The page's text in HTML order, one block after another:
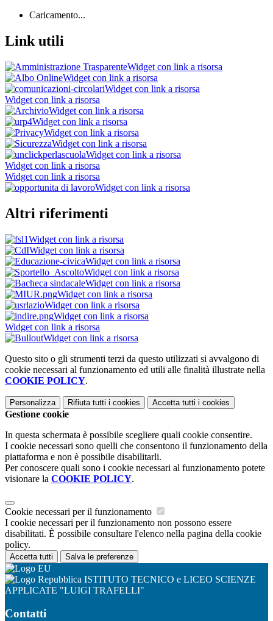
Caricamento...
Link utili
Widget con link a risorsa
Widget con link a risorsa
Widget con link a risorsa
Widget con link a risorsa
Widget con link a risorsa
Widget con link a risorsa
Widget con link a risorsa
Widget con link a risorsa
Widget con link a risorsa
Widget con link a risorsa
Widget con link a risorsa
Widget con link a risorsa
Altri riferimenti
Widget con link a risorsa
Widget con link a risorsa
Widget con link a risorsa
Widget con link a risorsa
Widget con link a risorsa
Widget con link a risorsa
Widget con link a risorsa
Widget con link a risorsa
Widget con link a risorsa
Widget con link a risorsa
Questo sito o gli strumenti terzi da questo utilizzati si avvalgono di
cookie necessari al funzionamento ed utili alle finalità illustrate nella
COOKIE POLICY.
Personalizza Rifiuta tutti i cookies Accetta tutti i cookies
Gestione cookie
In questa schermata è possibile scegliere quali cookie consentire.
I cookie necessari sono quelli che consentono il funzionamento della
piattaforma e non è possibile disabilitarli.
Per conoscere quali sono i cookie necessari al funzionamento potete
visionare la COOKIE POLICY.
Cookie necessari per il funzionamento
I cookie necessari per il funzionamento non possono essere
disabilitati. È possibile consultare l'elenco nella pagina della cookie
policy.
Accetta tutti Salva le preferenze
ISTITUTO TECNICO e LICEO SCIENZE
APPLICATE "LUIGI TRAFELLI"
Contatti